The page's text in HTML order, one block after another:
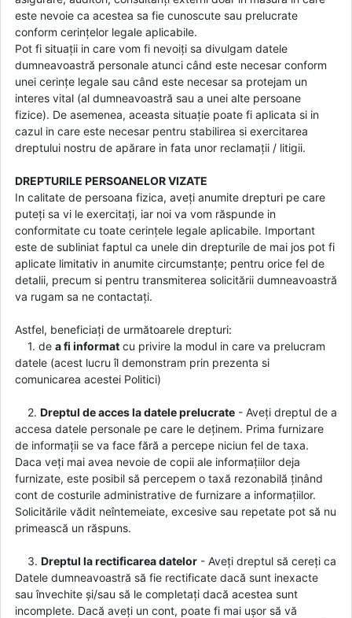
este nevoie ca acestea sa fie cunoscute sau prelucrate
conform cerințelor legale aplicabile.
Pot fi situații in care vom fi nevoiți sa divulgam datele
dumneavoastră personale atunci când este necesar conform
unei cerințe legale sau când este necesar sa protejam un
interes vital (al dumneavoastră sau a unei alte persoane
fizice). De asemenea, aceasta situație poate fi aplicata si in
cazul in care este necesar pentru stabilirea si exercitarea
dreptului nostru de apărare in fata unor reclamații / litigii.
DREPTURILE PERSOANELOR VIZATE
In calitate de persoana fizica, aveți anumite drepturi pe care
puteți sa vi le exercitați, iar noi va vom răspunde in
conformitate cu toate cerințele legale aplicabile. Important
este de subliniat faptul ca unele din drepturile de mai jos pot fi
aplicate limitativ in anumite circumstanțe; pentru orice fel de
detalii, precum si pentru transmiterea solicitării dumneavoastră
va rugam sa ne contactați.
Astfel, beneficiați de următoarele drepturi:
1. de a fi informatcu privire la modul in care va prelucram
datele (acest lucru îl demonstram prin prezenta si
comunicarea acestei Politici)
2. Dreptul de acces la datele prelucrate- Aveți dreptul de a
accesa datele personale pe care le deținem. Prima furnizare
de informații se va face fără a percepe niciun fel de taxa.
Daca veți mai avea nevoie de copii ale informațiilor deja
furnizate, este posibil să percepem o taxă rezonabilă ținând
cont de costurile administrative de furnizare a informațiilor.
Solicitările vădit neîntemeiate, excesive sau repetate pot să nu
primească un răspuns.
3. Dreptul la rectificarea datelor- Aveți dreptul să cereți ca
Datele dumneavoastră să fie rectificate dacă sunt inexacte
sau învechite și/sau să le completați dacă acestea sunt
incomplete. Dacă aveți un cont, poate fi mai ușor să vă